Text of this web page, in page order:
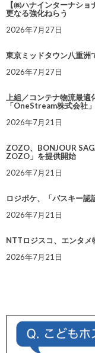
【㈱ハナインターナシ
更なる強化ねらう
2026年7月27日
東京ミッドタウン八重洲
2026年7月27日
上組／コンテナ物流最適
「OneStream株式会社
2026年7月21日
ZOZO、BONJOUR
ZOZO」を提供開始
2026年7月21日
ロジポケ、「パスキー認
2026年7月21日
NTTロジスコ、エンタ
2026年7月21日